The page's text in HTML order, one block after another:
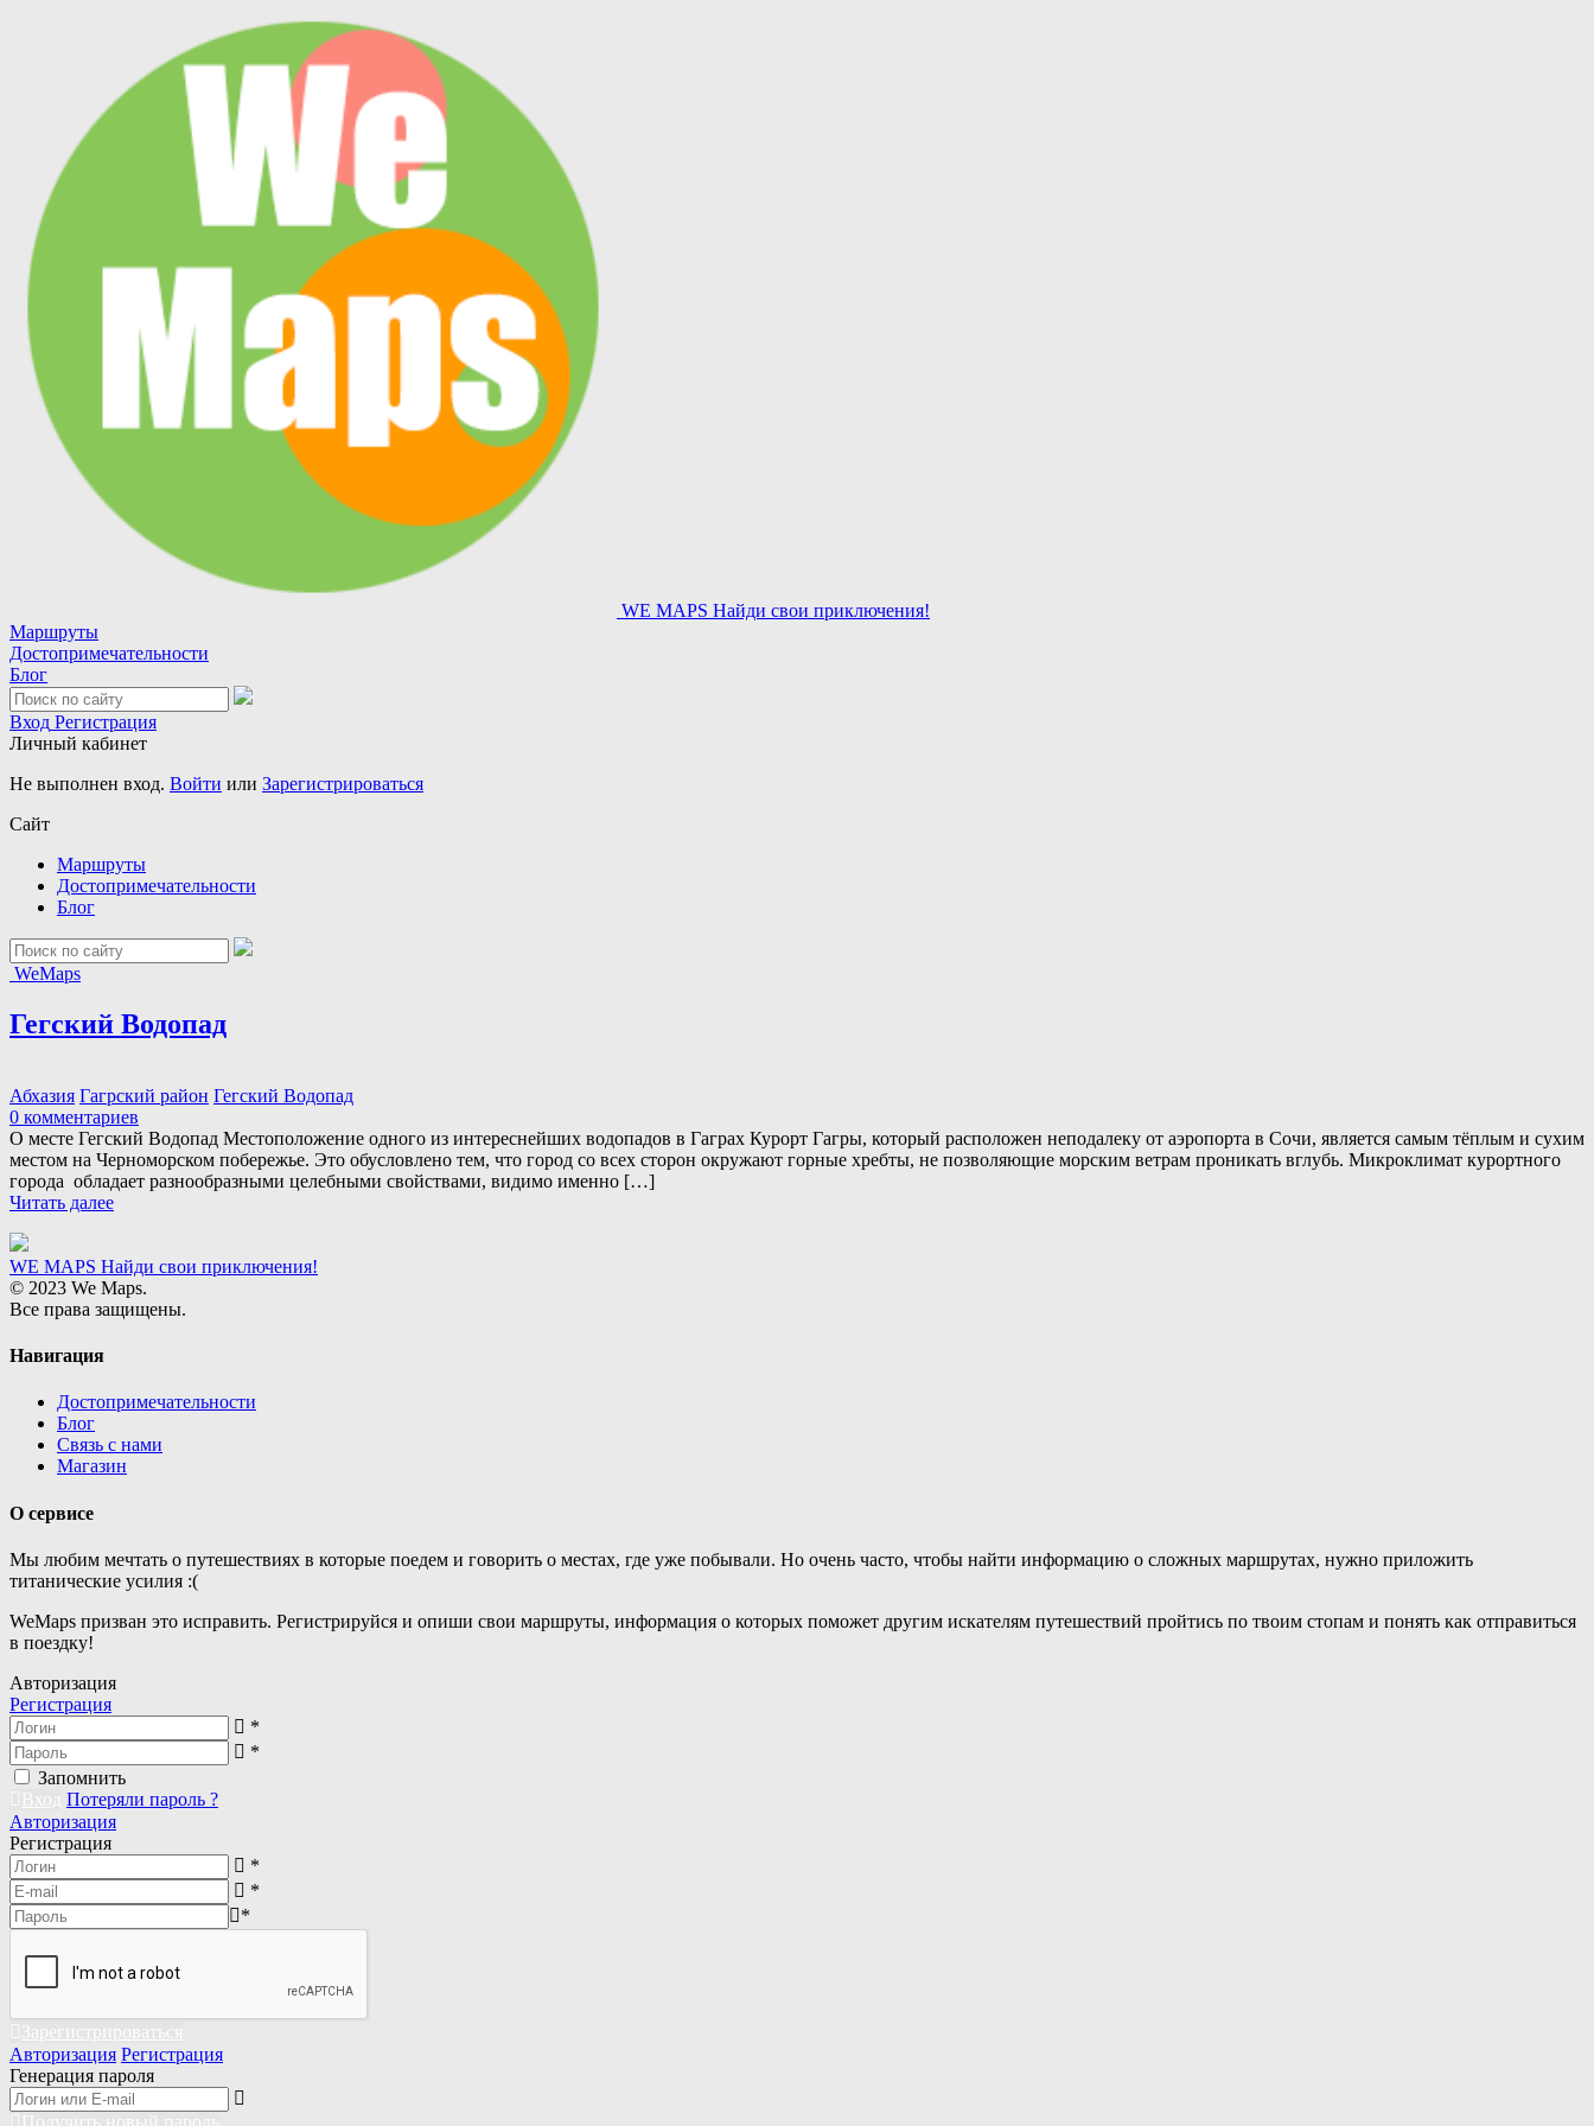
WE MAPS Найди свои приключения!
Маршруты
Достопримечательности
Блог
Вход Регистрация
Личный кабинет
Не выполнен вход. Войти или Зарегистрироваться
Сайт
Маршруты
Достопримечательности
Блог
WeMaps
Гегский Водопад
Абхазия Гагрский район Гегский Водопад
0 комментариев
О месте Гегский Водопад Местоположение одного из интереснейших водопадов в Гаграх Курорт Гагры, который расположен неподалеку от аэропорта в Сочи, является самым тёплым и сухим
местом на Черноморском побережье. Это обусловлено тем, что город со всех сторон окружают горные хребты, не позволяющие морским ветрам проникать вглубь. Микроклимат курортного
города обладает разнообразными целебными свойствами, видимо именно […]
Читать далее
WE MAPS Найди свои приключения!
© 2023 We Maps.
Все права защищены.
Навигация
Достопримечательности
Блог
Связь с нами
Магазин
О сервисе
Мы любим мечтать о путешествиях в которые поедем и говорить о местах, где уже побывали. Но очень часто, чтобы найти информацию о сложных маршрутах, нужно приложить
титанические усилия :(
WeMaps призван это исправить. Регистрируйся и опиши свои маршруты, информация о которых поможет другим искателям путешествий пройтись по твоим стопам и понять как отправиться
в поездку!
Авторизация
Регистрация
*
*
Запомнить
Вход Потеряли пароль ?
Авторизация
Регистрация
*
*
*
Зарегистрироваться
Авторизация Регистрация
Генерация пароля